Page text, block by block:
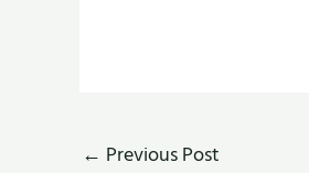
← Previous Post